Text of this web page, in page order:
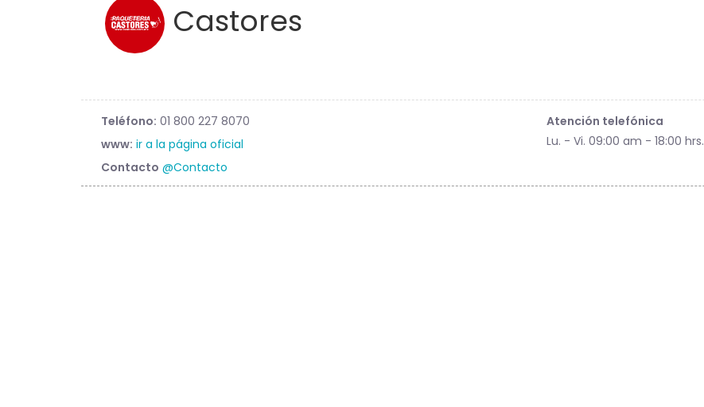
Castores
Teléfono: 01 800 227 8070
www: ir a la página oficial
Contacto @Contacto
Atención telefónica
Lu. - Vi. 09:00 am - 18:00 hrs.